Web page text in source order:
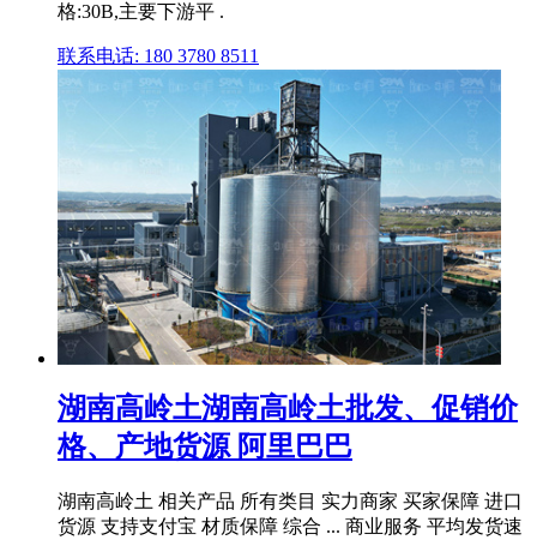
格:30B,主要下游平 .
联系电话: 180 3780 8511
湖南高岭土湖南高岭土批发、促销价
格、产地货源 阿里巴巴
湖南高岭土 相关产品 所有类目 实力商家 买家保障 进口
货源 支持支付宝 材质保障 综合 ... 商业服务 平均发货速